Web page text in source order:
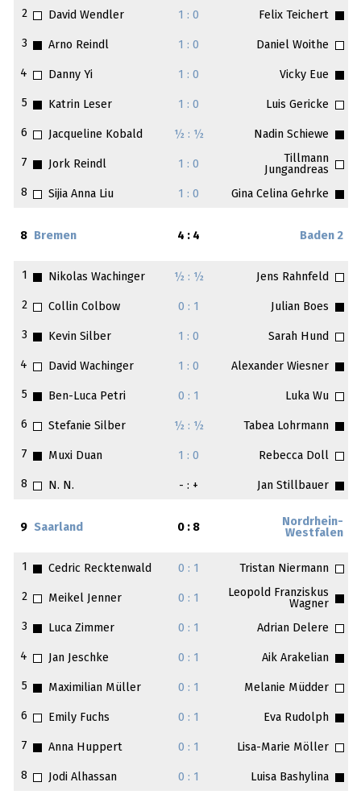
2
David Wendler 1 : 0 Felix Teichert
3 Arno Reindl 1 : 0 Daniel Woithe
4 Danny Yi 1 : 0 Vicky Eue
5 Katrin Leser 1 : 0 Luis Gericke
6 Jacqueline Kobald ½ : ½ Nadin Schiewe
7 Jork Reindl 1 : 0
Tillmann
Jungandreas
8
Sijia Anna Liu 1 : 0 Gina Celina Gehrke
8 Bremen 4 : 4 Baden 2
1 Nikolas Wachinger ½ : ½ Jens Rahnfeld
2 Collin Colbow 0 : 1 Julian Boes
3 Kevin Silber 1 : 0 Sarah Hund
4 David Wachinger 1 : 0 Alexander Wiesner
5 Ben-Luca Petri 0 : 1 Luka Wu
6 Stefanie Silber ½ : ½ Tabea Lohrmann
7 Muxi Duan 1 : 0 Rebecca Doll
8 N. N. - : + Jan Stillbauer
9 Saarland 0 : 8
Nordrhein-
Westfalen
1 Cedric Recktenwald 0 : 1 Tristan Niermann
2 Meikel Jenner 0 : 1
Leopold Franziskus
Wagner
3
Luca Zimmer 0 : 1 Adrian Delere
4 Jan Jeschke 0 : 1 Aik Arakelian
5 Maximilian Müller 0 : 1 Melanie Müdder
6 Emily Fuchs 0 : 1 Eva Rudolph
7 Anna Huppert 0 : 1 Lisa-Marie Möller
8 Jodi Alhassan 0 : 1 Luisa Bashylina